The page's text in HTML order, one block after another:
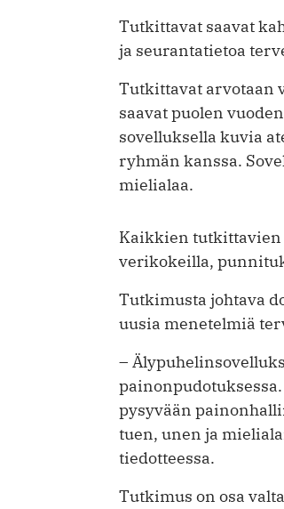
Tutkittavat saavat
ja seurantatietoa
Tutkittavat arvotaan
saavat puolen
sovelluksella kuvia
ryhmän kanssa.
mielialaa.
Kaikkien tutkittavien
verikokeilla,
Tutkimusta johtava
uusia menetelmiä
–
pysyvään
tuen, unen ja
tiedotteessa.
Tutkimus on osa